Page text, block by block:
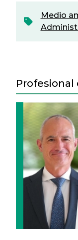
Medio